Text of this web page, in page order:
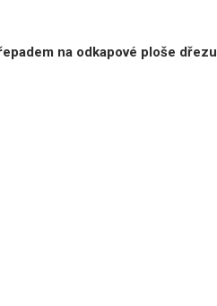
na odkapové ploše dřezu